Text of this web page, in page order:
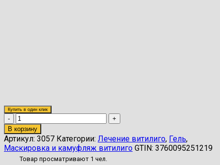
Купить в один клик
Количество
товара
Гель
Витиколор
(VitiColor)
В корзину
Артикул: 3057 Категории: Лечение витилиго, Гель,
Маскировка и камуфляж витилиго GTIN: 3760095251219
Товар просматривают 1 чел.